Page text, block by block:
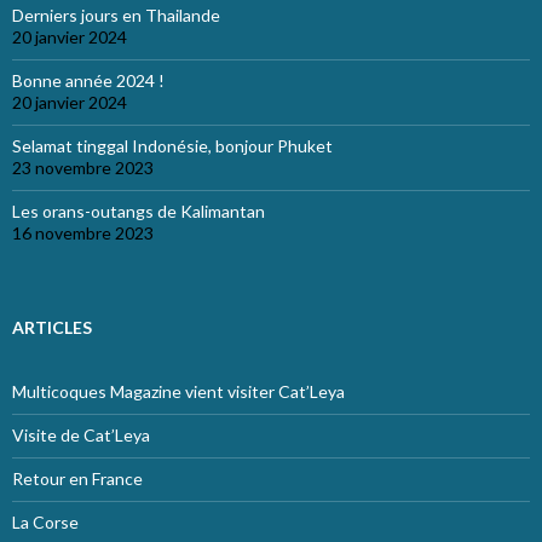
Derniers jours en Thailande
20 janvier 2024
Bonne année 2024 !
20 janvier 2024
Selamat tinggal Indonésie, bonjour Phuket
23 novembre 2023
Les orans-outangs de Kalimantan
16 novembre 2023
ARTICLES
Multicoques Magazine vient visiter Cat’Leya
Visite de Cat’Leya
Retour en France
La Corse